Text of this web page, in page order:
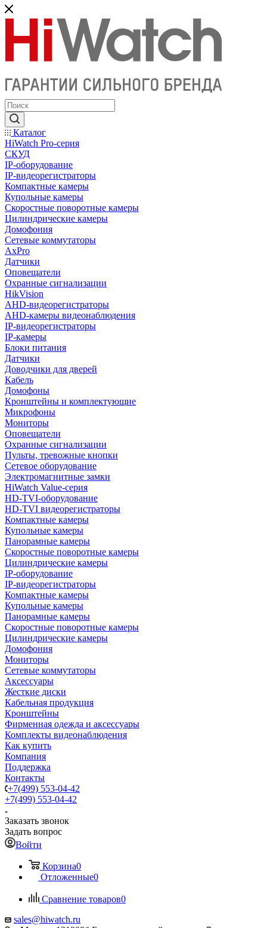
Каталог
HiWatch Pro-серия
CКУД
IP-оборудование
IP-видеорегистраторы
Компактные камеры
Купольные камеры
Скоростные поворотные камеры
Цилиндрические камеры
Домофония
Сетевые коммутаторы
AxPro
Датчики
Оповещатели
Охранные сигнализации
HikVision
AHD-видеорегистраторы
AHD-камеры видеонаблюдения
IP-видеорегистраторы
IP-камеры
Блоки питания
Датчики
Доводчики для дверей
Кабель
Домофоны
Кронштейны и комплектующие
Микрофоны
Мониторы
Оповещатели
Охранные сигнализации
Пульты, тревожные кнопки
Сетевое оборудование
Электромагнитные замки
HiWatch Value-серия
HD-TVI-оборудование
HD-TVI видеорегистраторы
Компактные камеры
Купольные камеры
Панорамные камеры
Скоростные поворотные камеры
Цилиндрические камеры
IP-оборудование
IP-видеорегистраторы
Компактные камеры
Купольные камеры
Панорамные камеры
Скоростные поворотные камеры
Цилиндрические камеры
Домофония
Мониторы
Сетевые коммутаторы
Аксессуары
Жесткие диски
Кабельная продукция
Кронштейны
Фирменная одежда и аксессуары
Комплекты видеонаблюдения
Как купить
Компания
Поддержка
Контакты
+7(499) 553-04-42
+7(499) 553-04-42
Заказать звонок
Задать вопрос
Войти
Корзина0
Отложенные0
Сравнение товаров0
sales@hiwatch.ru